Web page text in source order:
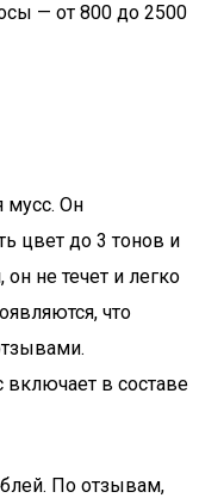
— от 800 до 2500
мусс. Он
цвет до 3 тонов и
не течет и легко
что
в составе
По отзывам,